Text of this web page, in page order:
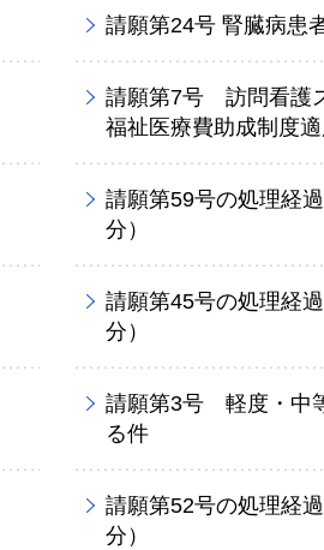
請願第24号 腎臓病患
請願第7号 訪問看護
福祉医療費助成制度
請願第59号の処理経
分）
請願第45号の処理経
分）
請願第3号 軽度・中
る件
請願第52号の処理経
分）